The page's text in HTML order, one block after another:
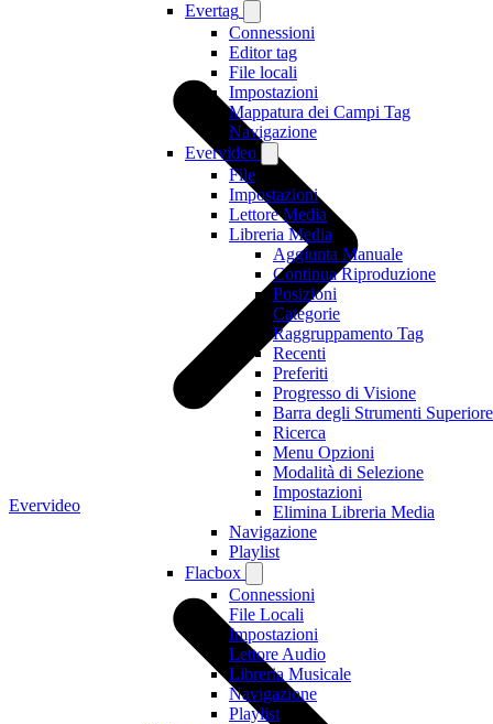
Evertag
Connessioni
Editor tag
File locali
Impostazioni
Mappatura dei Campi Tag
Navigazione
Evervideo
File
Impostazioni
Lettore Media
Libreria Media
Aggiunta Manuale
Continua Riproduzione
Posizioni
Categorie
Raggruppamento Tag
Recenti
Preferiti
Progresso di Visione
Barra degli Strumenti Superiore
Ricerca
Menu Opzioni
Modalità di Selezione
Impostazioni
Elimina Libreria Media
Navigazione
Playlist
Flacbox
Connessioni
File Locali
Impostazioni
Lettore Audio
Libreria Musicale
Navigazione
Playlist
Evervideo